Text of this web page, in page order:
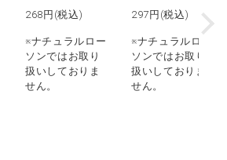
268 円(税込)
※ナチュラルロー
ソンではお取り
扱いしておりま
せん。
297 円(税込)
※ナチュラルロー
ソンではお取り
扱いしておりま
せん。